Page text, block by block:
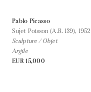
Pablo Picasso
Sujet Poisson (A.R. 139), 1952
Sculpture / Objet
Argile
EUR 15,000